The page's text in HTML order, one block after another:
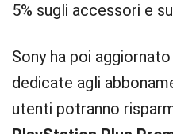
5% sugli accessori e
Sony ha poi
dedicate agli
utenti potranno